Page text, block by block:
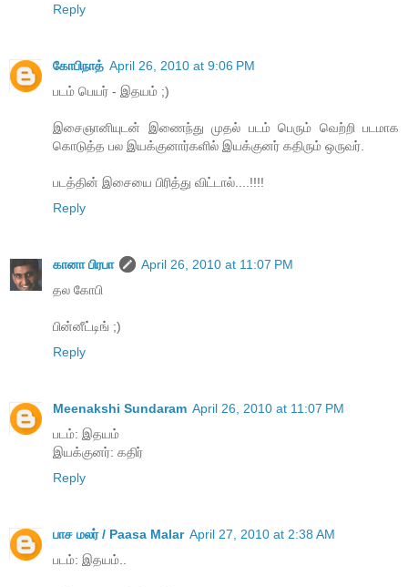
Reply
கோபிநாத் April 26, 2010 at 9:06 PM
படம் பெயர் - இதயம் ;)
இசைஞானியுடன் இணைந்து முதல் படம் பெரும் வெற்றி படமாக
கொடுத்த பல இயக்குனார்களில் இயக்குனர் கதிரும் ஒருவர்.
படத்தின் இசையை பிரித்து விட்டால்....!!!!
Reply
கானா பிரபா
April 26, 2010 at 11:07 PM
தல கோபி
பின்னீட்டிங் ;)
Reply
Meenakshi Sundaram April 26, 2010 at 11:07 PM
படம்: இதயம்
இயக்குனர்: கதிர்
Reply
பாச மலர் / Paasa Malar April 27, 2010 at 2:38 AM
படம்: இதயம்..